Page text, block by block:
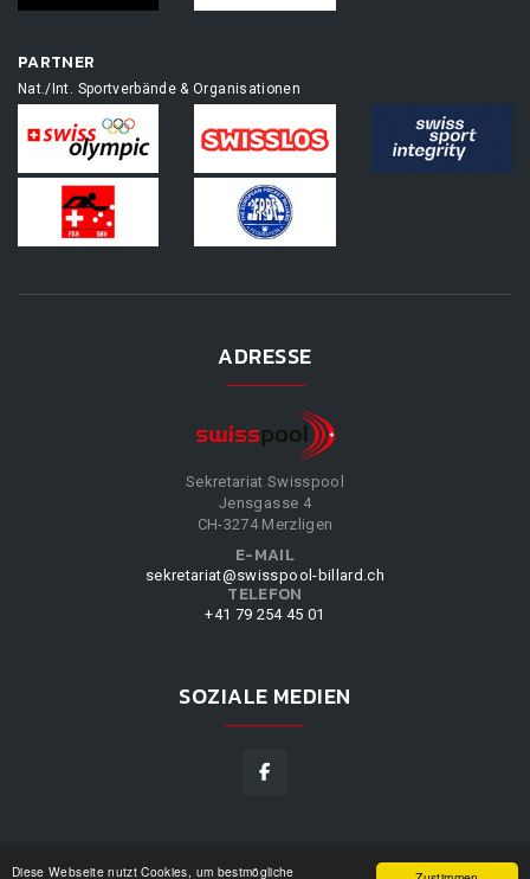
Diese Webseite nutzt Cookies, um bestmögliche
PARTNER
Nat./Int. Sportverbände & Organisationen
ADRESSE
Sekretariat Swisspool
Jensgasse 4
CH-3274 Merzligen
E-MAIL
sekretariat@swisspool-billard.ch
TELEFON
+41 79 254 45 01
SOZIALE MEDIEN